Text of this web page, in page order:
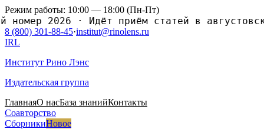
Режим работы: 10:00 — 18:00 (Пн-Пт)
2026·Идёт приём статей в августовский
8 (800) 301-88-45·institut@rinolens.ru
IRL
Институт Рино Лэнс
Издательская группа
ГлавнаяО насБаза знанийКонтакты
Соавторство
СборникиНовое